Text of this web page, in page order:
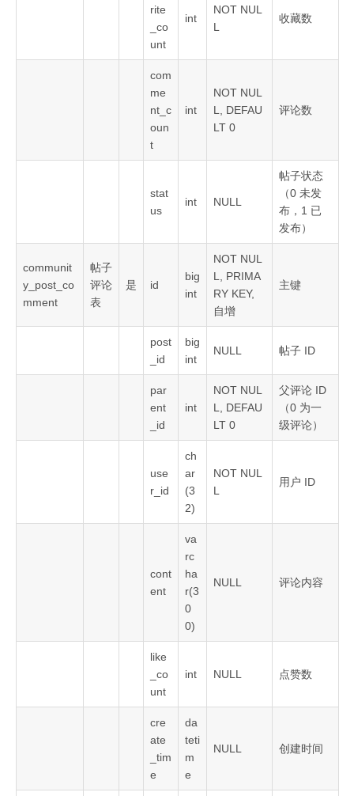
rite
_co
unt
int
NOT NUL
L
收藏数
com
me
nt_c
oun
t
int
NOT NUL
L, DEFAU
LT 0
评论数
stat
us
int NULL
帖子状态
（0 未发
布，1 已
发布）
communit
y_post_co
mment
帖子
评论
表
是 id
big
int
NOT NUL
L, PRIMA
RY KEY,
自增
主键
post
_id
big
int
NULL 帖子 ID
par
ent
_id
int
NOT NUL
L, DEFAU
LT 0
父评论 ID
（0 为一
级评论）
use
r_id
ch
ar
(3
2)
NOT NUL
L
用户 ID
cont
ent
va
rc
ha
r(3
0
0)
NULL 评论内容
like
_co
unt
int NULL 点赞数
cre
ate
_tim
e
da
teti
m
e
NULL 创建时间